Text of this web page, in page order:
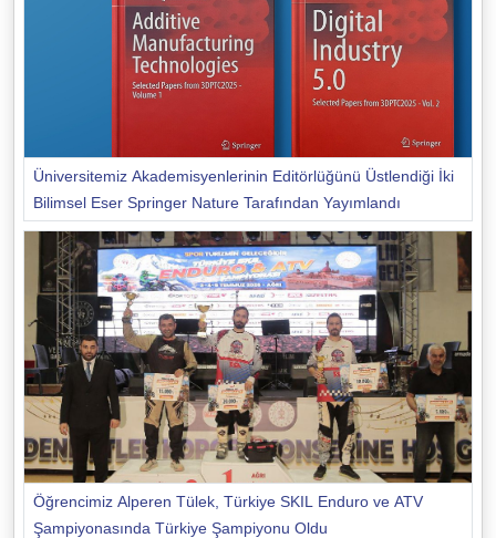
Üniversitemiz Akademisyenlerinin Editörlüğünü Üstlendiği İki
Bilimsel Eser Springer Nature Tarafından Yayımlandı
Öğrencimiz Alperen Tülek, Türkiye SKIL Enduro ve ATV
Şampiyonasında Türkiye Şampiyonu Oldu